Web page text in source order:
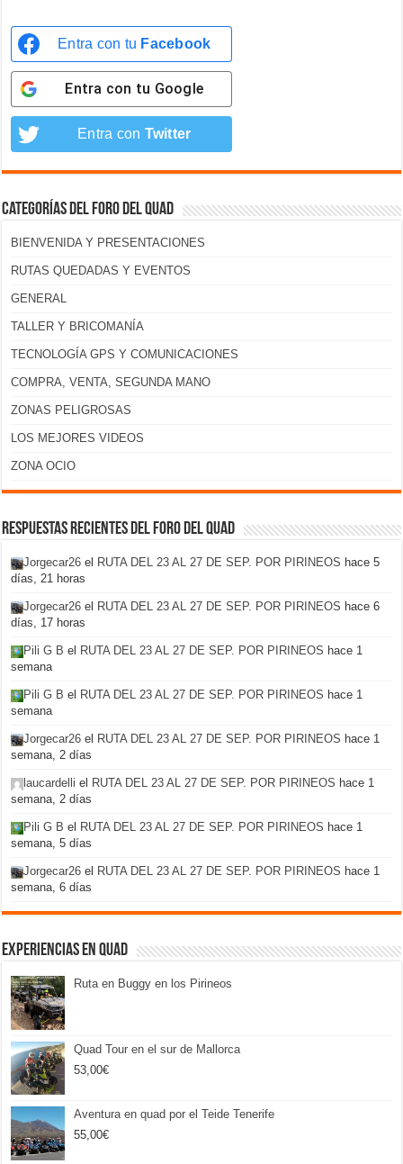
Entra con tu Facebook
Entra con tu Google
Entra con Twitter
Categorías del foro del Quad
BIENVENIDA Y PRESENTACIONES
RUTAS QUEDADAS Y EVENTOS
GENERAL
TALLER Y BRICOMANÍA
TECNOLOGÍA GPS Y COMUNICACIONES
COMPRA, VENTA, SEGUNDA MANO
ZONAS PELIGROSAS
LOS MEJORES VIDEOS
ZONA OCIO
Respuestas recientes del foro del Quad
Jorgecar26 el RUTA DEL 23 AL 27 DE SEP. POR PIRINEOS hace 5
días, 21 horas
Jorgecar26 el RUTA DEL 23 AL 27 DE SEP. POR PIRINEOS hace 6
días, 17 horas
Pili G B el RUTA DEL 23 AL 27 DE SEP. POR PIRINEOS hace 1
semana
Pili G B el RUTA DEL 23 AL 27 DE SEP. POR PIRINEOS hace 1
semana
Jorgecar26 el RUTA DEL 23 AL 27 DE SEP. POR PIRINEOS hace 1
semana, 2 días
laucardelli el RUTA DEL 23 AL 27 DE SEP. POR PIRINEOS hace 1
semana, 2 días
Pili G B el RUTA DEL 23 AL 27 DE SEP. POR PIRINEOS hace 1
semana, 5 días
Jorgecar26 el RUTA DEL 23 AL 27 DE SEP. POR PIRINEOS hace 1
semana, 6 días
Experiencias en Quad
Ruta en Buggy en los Pirineos
Quad Tour en el sur de Mallorca
53,00€
Aventura en quad por el Teide Tenerife
55,00€